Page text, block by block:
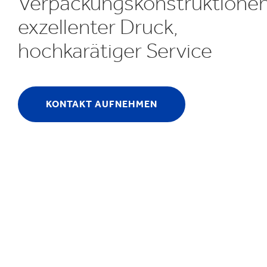
Inklusion &
exzellenter Druck,
hochkarätiger Service
KONTAKT AUFNEHMEN